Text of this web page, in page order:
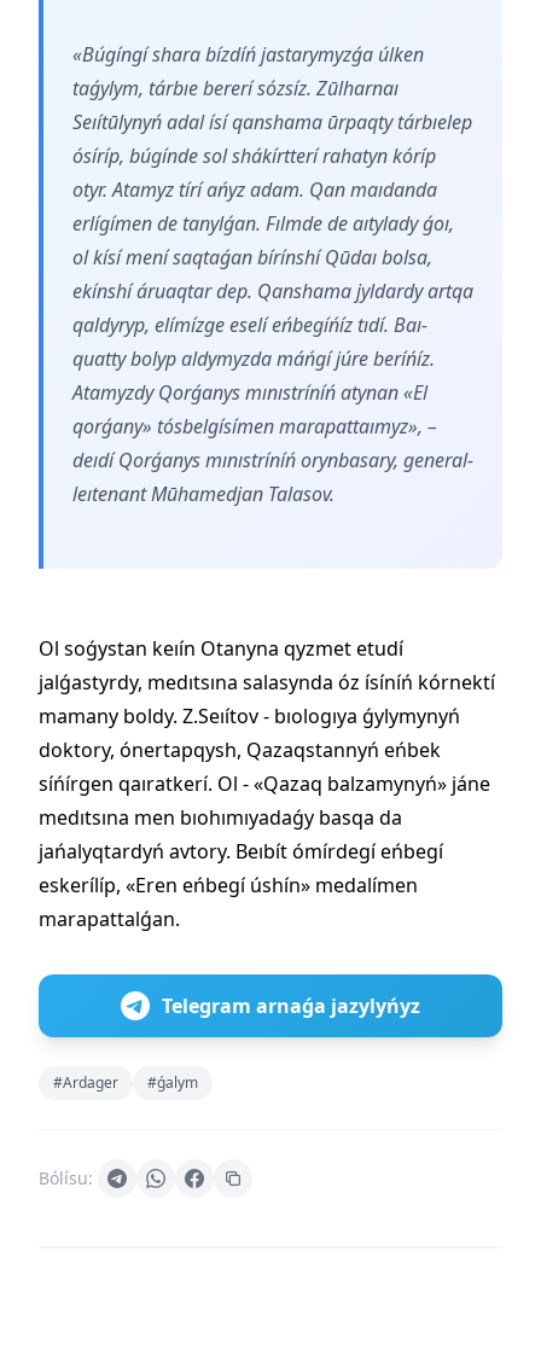
«Búgíngí shara bízdíń jastarymyzǵa úlken
taǵylym, tárbıe bererí sózsíz. Zūlharnaı
Seıítūlynyń adal ísí qanshama ūrpaqty tárbıelep
ósíríp, búgínde sol shákírtterí rahatyn kóríp
otyr. Atamyz tírí ańyz adam. Qan maıdanda
erlígímen de tanylǵan. Fılmde de aıtylady ǵoı,
ol kísí mení saqtaǵan bírínshí Qūdaı bolsa,
ekínshí áruaqtar dep. Qanshama jyldardy artqa
qaldyryp, elímízge eselí eńbegíńíz tıdí. Baı-
quatty bolyp aldymyzda máńgí júre beríńíz.
Atamyzdy Qorǵanys mınıstríníń atynan «El
qorǵany» tósbelgísímen marapattaımyz», –
deıdí Qorǵanys mınıstríníń orynbasary, general-
leıtenant Mūhamedjan Talasov.
Ol soǵystan keıín Otanyna qyzmet etudí
jalǵastyrdy, medıtsına salasynda óz ísíníń kórnektí
mamany boldy. Z.Seıítov - bıologıya ǵylymynyń
doktory, ónertapqysh, Qazaqstannyń eńbek
síńírgen qaıratkerí. Ol - «Qazaq balzamynyń» jáne
medıtsına men bıohımıyadaǵy basqa da
jańalyqtardyń avtory. Beıbít ómírdegí eńbegí
eskerílíp, «Eren eńbegí úshín» medalímen
marapattalǵan.
Telegram arnaǵa jazylyńyz
#Ardager #ǵalym
Bólísu: